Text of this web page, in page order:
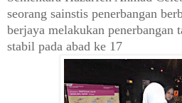
seorang sainstis penerbangan
berjaya melakukan penerbangan
stabil pada abad ke 17